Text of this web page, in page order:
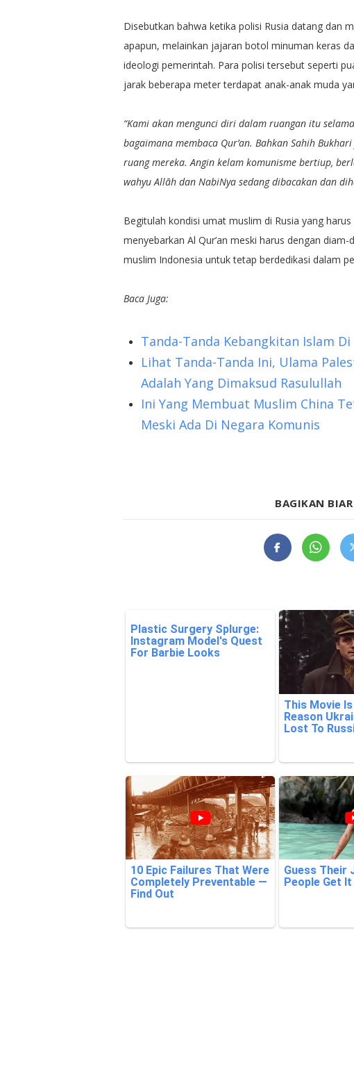
Disebutkan bahwa ketika polisi Rusia datang dan
apapun, melainkan jajaran botol minuman keras
ideologi pemerintah. Para polisi tersebut seperti
jarak beberapa meter terdapat anak-anak muda
“Kami akan mengunci diri dalam ruangan itu
bagaimana membaca Qur’an. Bahkan Sahih
ruang mereka. Angin kelam komunisme bertiup,
wahyu Allāh dan NabiNya sedang dibacakan dan
Begitulah kondisi umat muslim di Rusia yang
menyebarkan Al Qur’an meski harus dengan
muslim Indonesia untuk tetap berdedikasi dalam
Baca Juga:
Tanda-Tanda Kebangkitan Islam
Lihat Tanda-Tanda Ini, Ulama
Adalah Yang Dimaksud Rasulullah
Ini Yang Membuat Muslim China
Meski Ada Di Negara Komunis
BAGIKAN BIAR